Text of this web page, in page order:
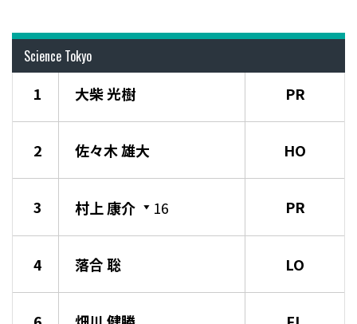
Science Tokyo
1 大柴 光樹 PR
2 佐々木 雄大 HO
3 村上 康介 16 PR
4 落合 聡 LO